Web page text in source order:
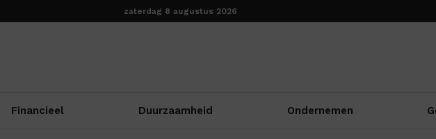
zaterdag 8 augustus 2026
Financieel Duurzaamheid Ondernemen